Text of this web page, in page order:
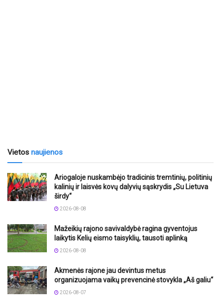
Vietos naujienos
Ariogaloje nuskambėjo tradicinis tremtinių, politinių
kalinių ir laisvės kovų dalyvių sąskrydis „Su Lietuva
širdy“
2026-08-08
Mažeikių rajono savivaldybė ragina gyventojus
laikytis Kelių eismo taisyklių, tausoti aplinką
2026-08-08
Akmenės rajone jau devintus metus
organizuojama vaikų prevencinė stovykla „Aš galiu“
2026-08-07